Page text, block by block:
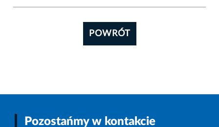
POWRÓT
Pozostańmy w kontakcie